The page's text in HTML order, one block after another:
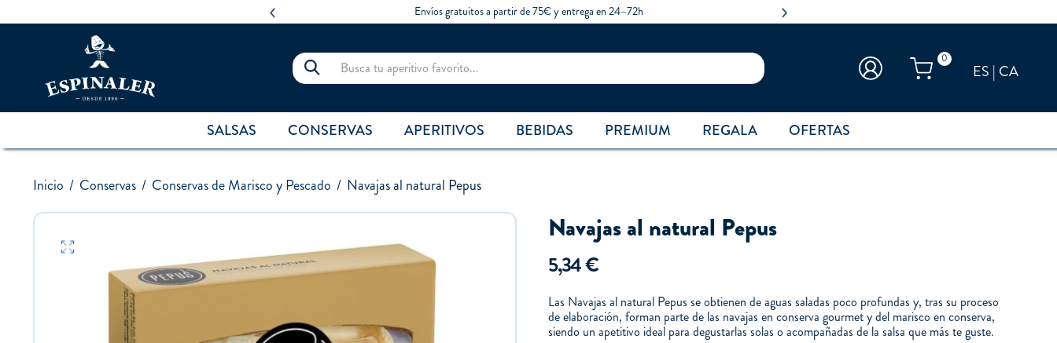
Envíos gratuitos a partir de 75€ y entrega en 24–72h
0
ES | CA
SALSAS CONSERVAS APERITIVOS BEBIDAS PREMIUM REGALA OFERTAS
Inicio / Conservas / Conservas de Marisco y Pescado / Navajas al natural Pepus
Navajas al natural Pepus
5,34€
Las Navajas al natural Pepus se obtienen de aguas saladas poco profundas y, tras su proceso
de elaboración, forman parte de las navajas en conserva gourmet y del marisco en conserva,
siendo un apetitivo ideal para degustarlas solas o acompañadas de la salsa que más te guste.